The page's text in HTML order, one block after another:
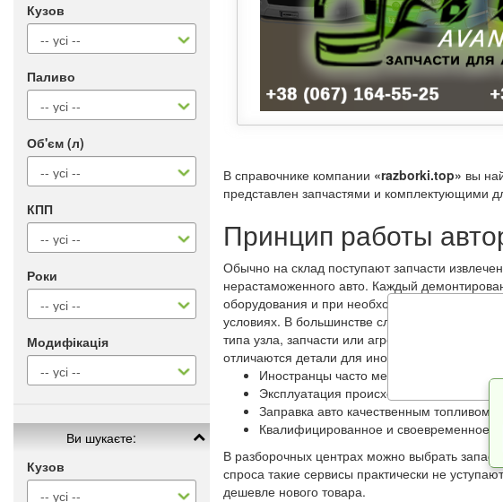
Кузов
Паливо
Об'єм (л)
КПП
Роки
Модифікація
Ви шукаєте:
Кузов
В справочнике компании «razborki.top» вы
представлен запчастями и комплектующими
Принцип работы
Обычно на склад поступают запчасти
нерастаможенного авто. Каждый
оборудования и при необходимости
условиях. В большинстве случаев
типа узла, запчасти или агрегата. При
отличаются детали для иномарок, что
Иностранцы часто меняют машины,
Эксплуатация происходит на
Заправка авто качественным топливом;
Квалифицированное и своевременное
В разборочных центрах можно выбрать
спроса такие сервисы практически не
дешевле нового товара.